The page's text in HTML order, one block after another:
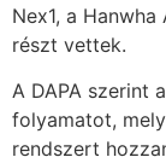
Nex1, a
részt vettek.
A DAPA szerint
folyamatot,
rendszert